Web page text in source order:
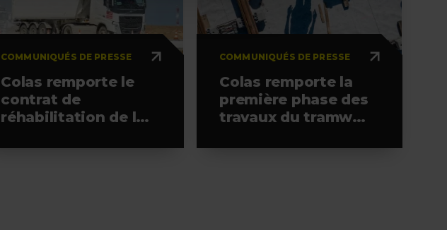
COMMUNIQUÉS DE PRESSE
Colas remporte le
contrat de
réhabilitation de la
l’aéroport Paris-
COMMUNIQUÉS DE PRESSE
Colas remporte la
première phase des
travaux du tramway
d’Helsinki, à la tête